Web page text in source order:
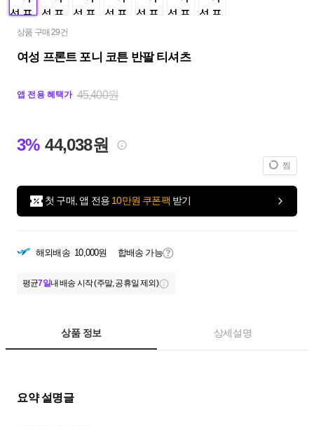
상품 구매 29건
여성 프론트 포니 코튼 반팔 티셔츠
앱 전용 혜택가 45,400원
3% 44,038원
찜
첫 구매, 앱 전용 10만원 쿠폰팩 받기
해외배송 10,000원 합배송 가능
평균7일내 배송 시작 (주말, 공휴일 제외)
상품 정보 상세설명
요약 설명글